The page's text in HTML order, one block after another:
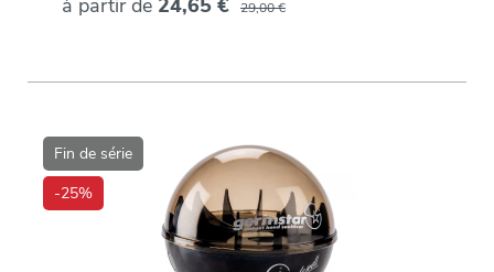
à partir de 24,65 € 29,00 €
Fin de série
-25%